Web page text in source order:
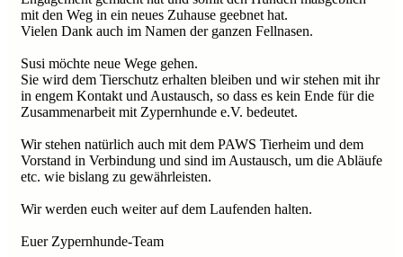
mit den Weg in ein neues Zuhause geebnet hat.
Vielen Dank auch im Namen der ganzen Fellnasen.
Susi möchte neue Wege gehen.
Sie wird dem Tierschutz erhalten bleiben und wir stehen mit ihr
in engem Kontakt und Austausch, so dass es kein Ende für die
Zusammenarbeit mit Zypernhunde e.V. bedeutet.
Wir stehen natürlich auch mit dem PAWS Tierheim und dem
Vorstand in Verbindung und sind im Austausch, um die Abläufe
etc. wie bislang zu gewährleisten.
Wir werden euch weiter auf dem Laufenden halten.
Euer Zypernhunde-Team